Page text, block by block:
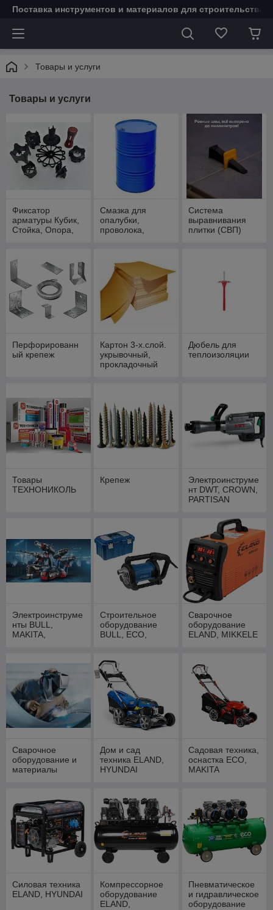
Поставка инструментов и материалов для строительства
Товары и услуги
Товары и услуги
Фиксатор
арматуры Кубик,
Стойка, Опора,
Смазка для
опалубки,
проволока,
Система
выравнивания
плитки (СВП)
Перфорированн
ый крепеж
Картон 3-х.слой.
укрывочный,
прокладочный
Дюбель для
теплоизоляции
Товары
ТЕХНОНИКОЛЬ
Крепеж
Электроинструме
нт DWT, CROWN,
PARTISAN
Электроинструме
нты BULL,
MAKITA,
Строительное
оборудование
BULL, ECO,
Сварочное
оборудование
ELAND, MIKKELE
Сварочное
оборудование и
материалы
Дом и сад
техника ELAND,
HYUNDAI
Садовая техника,
оснастка ECO,
MAKITA
Силовая техника
ELAND, HYUNDAI
Компрессорное
оборудование
ELAND,
Пневматическое
и гидравлическое
оборудование